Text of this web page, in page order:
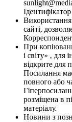
Використання
сайті,
При
і світу» , для
відкрите для
Посилання
повного або
розміщена в
матеріалу.
Новини з